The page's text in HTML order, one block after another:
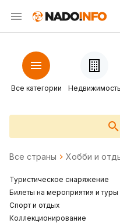
Все категории Недвижимость
Все страны Хобби и
Туристическое снаряжение
Билеты на мероприятия и туры
Спорт и отдых
Коллекционирование